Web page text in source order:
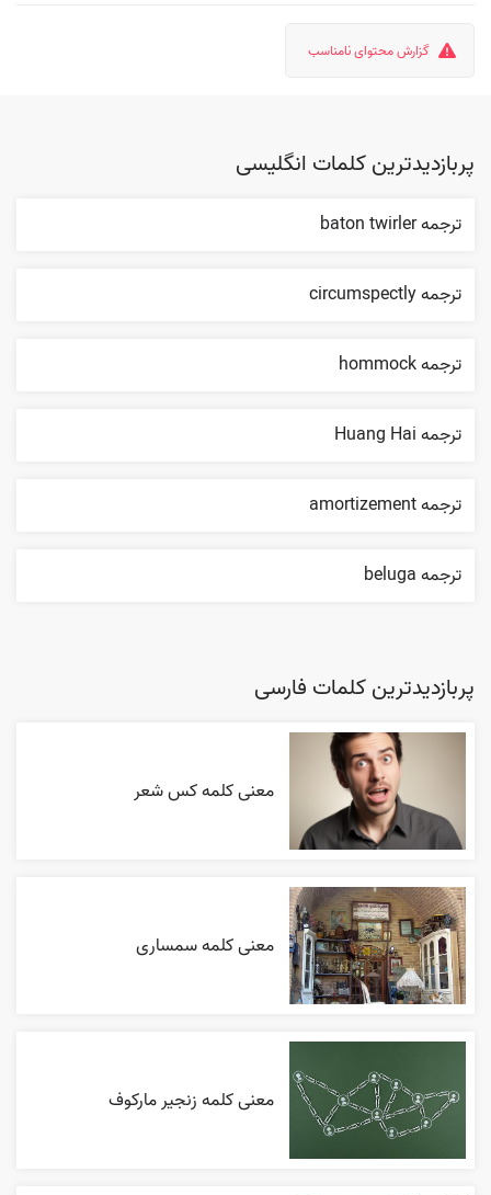
گزارش محتوای نامناسب
پربازدیدترین کلمات انگلیسی
ترجمه baton twirler
ترجمه circumspectly
ترجمه hommock
ترجمه Huang Hai
ترجمه amortizement
ترجمه beluga
پربازدیدترین کلمات فارسی
معنی کلمه کس شعر
معنی کلمه سمساری
معنی کلمه زنجیر مارکوف